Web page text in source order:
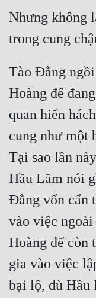
Nhưng không
Tào Đằng
Hoàng đế
quan hiển
cung như một
Tại sao lần
Hầu Lãm nói
Đằng vốn cẩn
vào việc
Hoàng đế còn
gia vào việc
bại lộ, dù Hầu